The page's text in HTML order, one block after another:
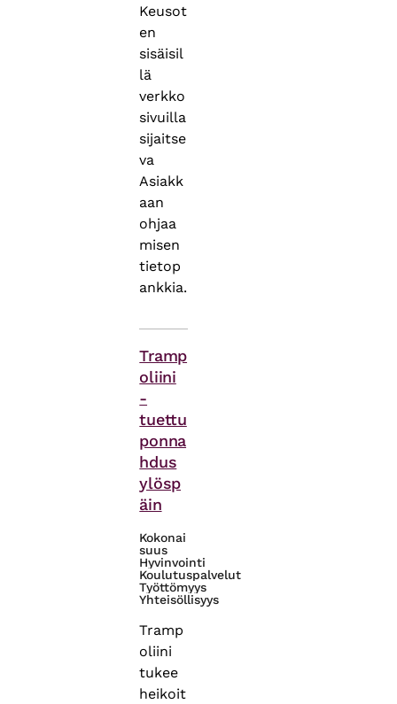
Keusot
en
sisäisil
lä
verkko
sivuilla
sijaitse
va
Asiakk
aan
ohjaa
misen
tietop
ankkia.
Tramp
oliini
-
tuettu
ponna
hdus
ylösp
äin
Kokonai
suus
Hyvinvointi
Koulutuspalvelut
Työttömyys
Yhteisöllisyys
Tramp
oliini
tukee
heikoit